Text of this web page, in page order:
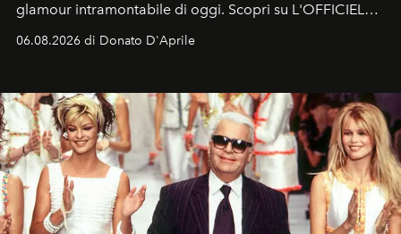
glamour intramontabile di oggi. Scopri su L'OFFICIEL
Italia la sua style evolution.
06.08.2026 di Donato D'Aprile